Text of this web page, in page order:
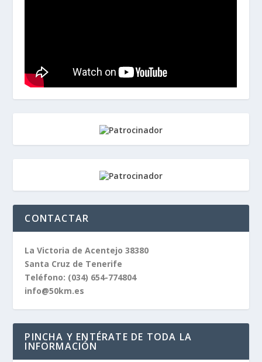
CONTACTAR
La Victoria de Acentejo 38380
Santa Cruz de Tenerife
Teléfono: (034) 654-774804
info@50km.es
PINCHA Y ENTÉRATE DE TODA LA
INFORMACIÓN